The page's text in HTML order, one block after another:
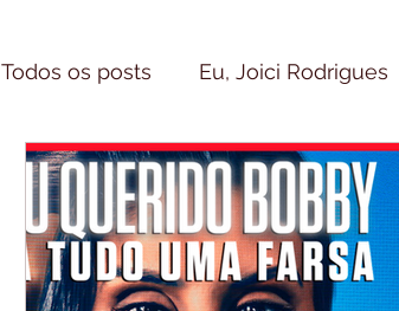
Todos os posts Eu, Joici Rodrigues
Casos Especiais Book Haul
Itens do Canal Joici Responde